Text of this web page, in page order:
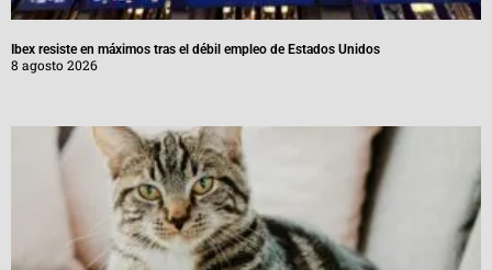
Ibex resiste en máximos tras el débil empleo de Estados Unidos
8 agosto 2026